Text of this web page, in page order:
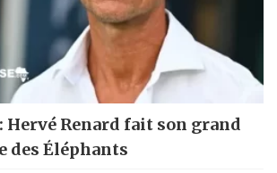
Hervé Renard fait son grand
des Éléphants